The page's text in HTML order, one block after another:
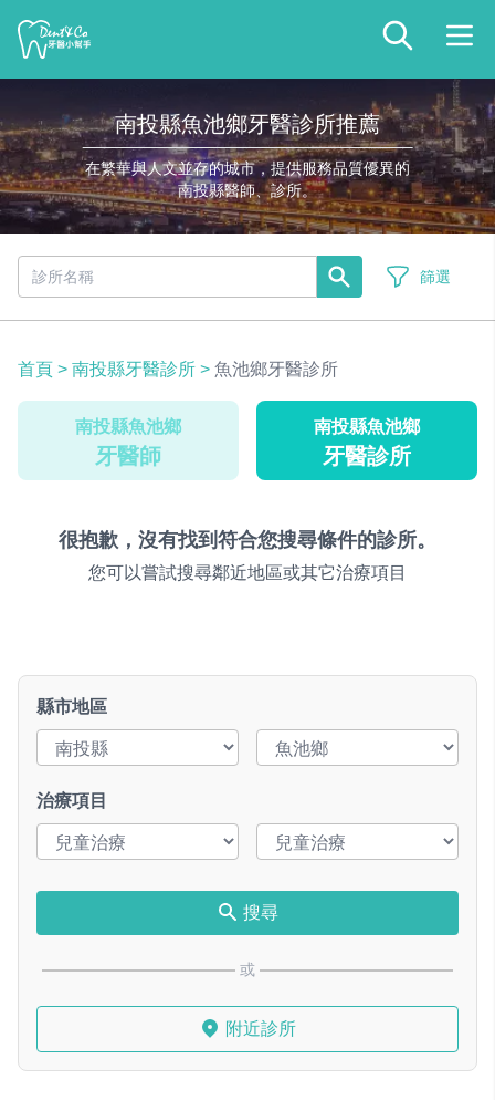
南投縣魚池鄉牙醫診所推薦
在繁華與人文並存的城市，提供服務品質優異的
南投縣醫師、診所。
篩選
首頁 > 南投縣牙醫診所 > 魚池鄉牙醫診所
南投縣魚池鄉
牙醫師
南投縣魚池鄉
牙醫診所
很抱歉，沒有找到符合您搜尋條件的診所。
您可以嘗試搜尋鄰近地區或其它治療項目
縣市地區
治療項目
搜尋
或
附近診所